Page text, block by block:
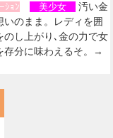
ｼｮﾝ 美少女
汚い金
のまま。レディを囲
のし上がり､金の力で女
存分に味わえるそ。→